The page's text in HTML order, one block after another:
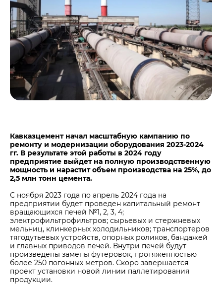
Кавказцемент начал масштабную кампанию по
ремонту и модернизации оборудования 2023-2024
гг. В результате этой работы в 2024 году
предприятие выйдет на полную производственную
мощность и нарастит объем производства на 25%, до
2,5 млн тонн цемента.
С ноября 2023 года по апрель 2024 года на
предприятии будет проведен капитальный ремонт
вращающихся печей №1, 2, 3, 4;
электрофильтрофильтров; сырьевых и стержневых
мельниц, клинкерных холодильников; транспортеров
тягодутьевых устройств, опорных роликов, бандажей
и главных приводов печей. Внутри печей будут
произведены замены футеровок, протяженностью
более 250 погонных метров. Скоро завершается
проект установки новой линии паллетирования
продукции.
Центры дистрибуции
Реализация ТМЦ и непрофильных активов
Политика в области закупок
В помощь поставщику
Не только цемент
Люди ЦЕМРОСа
Технологии и тренды
Издание для клиентов
Аналитика цементной отрасли
Контакты для СМИ
Служба доверия